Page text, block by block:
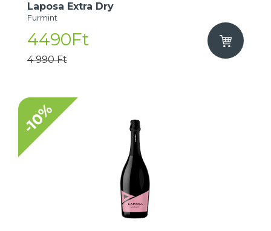
Laposa Extra Dry
Furmint
4490Ft
4 990 Ft
-10%